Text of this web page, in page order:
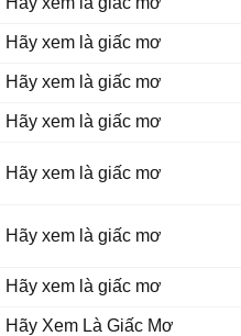
và hãy quên anh đi người ơi
hãy xem như là một giấc mơ
thời gian cho đôi ta đã hết
người hãy đi đi lưu luyến chi
Hãy xem là giấc mơ
Hãy xem là giấc mơ
Hãy xem là giấc mơ
Hãy xem là giấc mơ
Hãy xem là giấc mơ
Hãy xem là giấc mơ
Hãy Xem Là Giấc Mơ